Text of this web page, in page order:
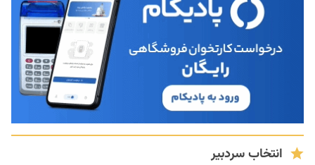
انتخاب سردبیر